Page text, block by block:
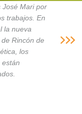
José Mari por
trabajos. En
la nueva
Rincón de
los
están